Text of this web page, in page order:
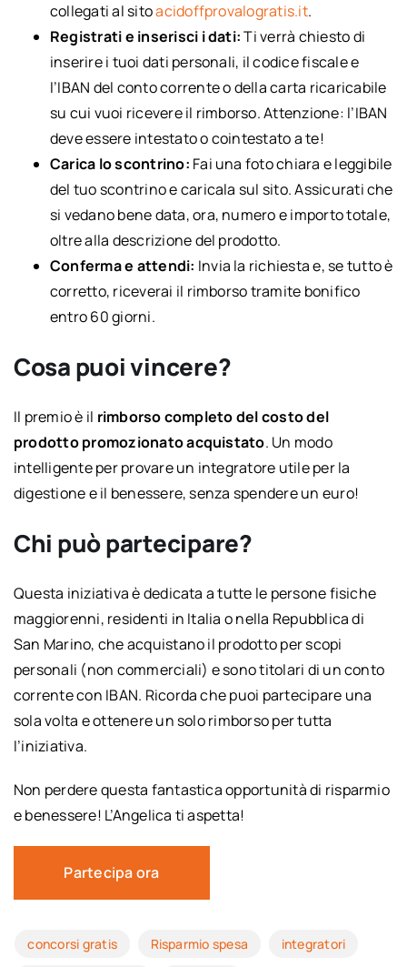
collegati al sitoacidoffprovalogratis.it.
Registrati e inserisci i dati:Ti verrà chiesto di
inserire i tuoi dati personali, il codice fiscale e
l’IBAN del conto corrente o della carta ricaricabile
su cui vuoi ricevere il rimborso. Attenzione: l’IBAN
deve essere intestato o cointestato a te!
Carica lo scontrino: Fai una foto chiara e leggibile
del tuo scontrino e caricala sul sito. Assicurati che
si vedano bene data, ora, numero e importo totale,
oltre alla descrizione del prodotto.
Conferma e attendi: Invia la richiesta e, se tutto è
corretto, riceverai il rimborso tramite bonifico
entro 60 giorni.
Cosa puoi vincere?
Il premio è il rimborso completo del costo del
prodotto promozionato acquistato. Un modo
intelligente per provare un integratore utile per la
digestione e il benessere, senza spendere un euro!
Chi può partecipare?
Questa iniziativa è dedicata a tutte le persone fisiche
maggiorenni, residenti in Italia o nella Repubblica di
San Marino, che acquistano il prodotto per scopi
personali (non commerciali) e sono titolari di un conto
corrente con IBAN. Ricorda che puoi partecipare una
sola volta e ottenere un solo rimborso per tutta
l’iniziativa.
Non perdere questa fantastica opportunità di risparmio
e benessere! L’Angelica ti aspetta!
Partecipa ora
concorsi gratis Risparmio spesa integratori